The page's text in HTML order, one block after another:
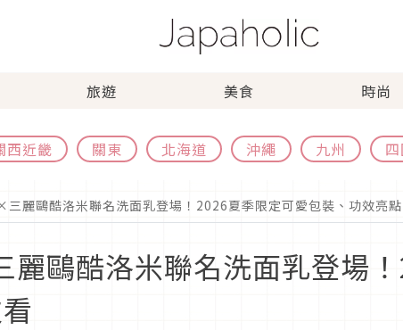
旅遊 美食 時尚
西近畿 關東 北海道 沖繩 九州
麗鷗酷洛米聯名洗面乳登場！2026夏季限定可愛包裝、功效亮
麗鷗酷洛米聯名洗面乳登場